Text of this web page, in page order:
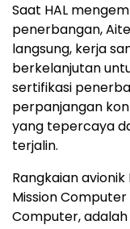
Saat HAL
penerbangan,
langsung, kerja
berkelanjutan
sertifikasi
perpanjangan
yang tepercaya
terjalin.
Rangkaian
Mission
Computer,